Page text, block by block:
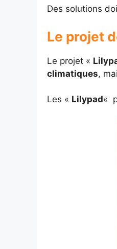
Des solutions
Le projet
Le projet «
climatiques,
Les « Lilypad«